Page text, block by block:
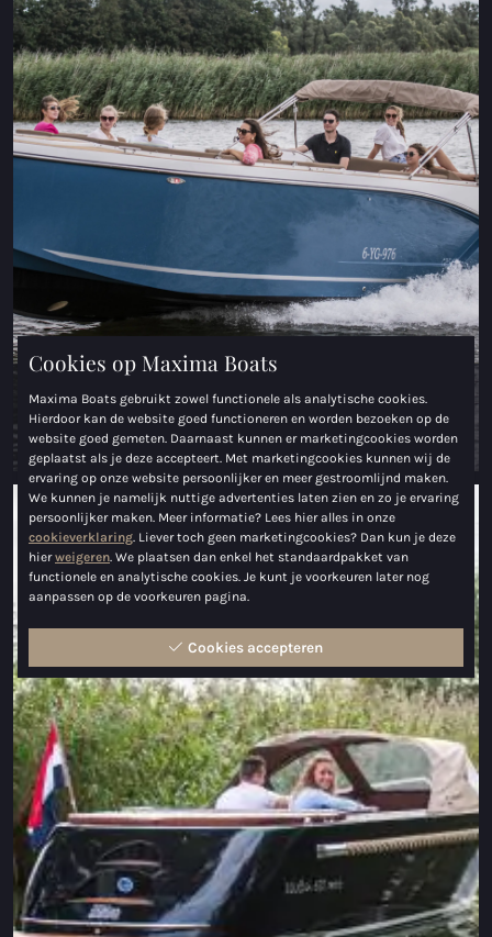
Maxima 35
Maxima 37 cabin
Alle Coastal modellen
Maxima 600
Maxima 630 NEW
Maxima 720 retro
Maxima 730
Maxima 730I
Maxima 820 retro
Maxima 920 cabin
Maxima 650 Flying Lounge
Maxima 750 Flying Lounge
Alle Inland modellen
Elektrische sloepen
Maxima 490 XL Elektrisch
Sloepen en tenders
Bekijk het aanbod
Cookies op Maxima Boats
Maxima Boats gebruikt zowel functionele als analytische cookies.
Hierdoor kan de website goed functioneren en worden bezoeken op de
website goed gemeten. Daarnaast kunnen er marketingcookies worden
geplaatst als je deze accepteert. Met marketingcookies kunnen wij de
ervaring op onze website persoonlijker en meer gestroomlijnd maken.
We kunnen je namelijk nuttige advertenties laten zien en zo je ervaring
persoonlijker maken. Meer informatie? Lees hier alles in onze
cookieverklaring . Liever toch geen marketingcookies? Dan kun je deze
hierweigeren . We plaatsen dan enkel het standaardpakket van
functionele en analytische cookies. Je kunt je voorkeuren later nog
aanpassen op de voorkeuren pagina.
Cookies accepteren